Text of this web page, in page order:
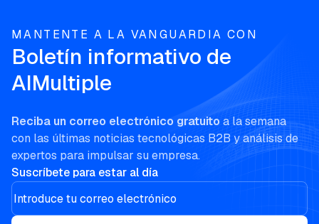
MANTENTE A LA VANGUARDIA CON
Boletín informativo de
AIMultiple
Reciba un correo electrónico gratuitoa la semana
con las últimas noticias tecnológicas B2B y análisis de
expertos para impulsar su empresa.
Suscríbete para estar al día